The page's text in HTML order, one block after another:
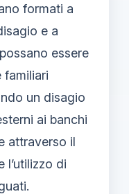
formati a
e a
essere
familiari
un disagio
ai banchi
attraverso il
l’utilizzo di